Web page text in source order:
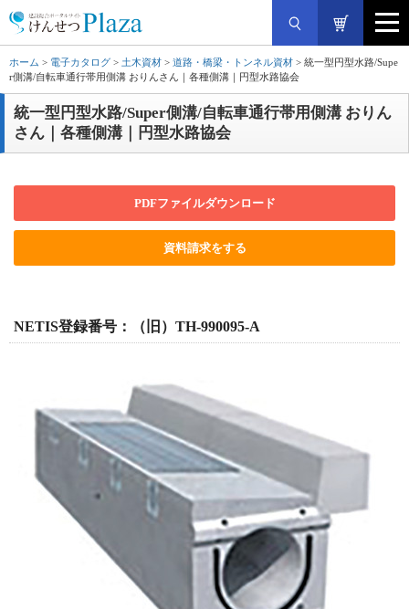
ホーム > 電子カタログ > 土木資材 > 道路・橋梁・トンネル資材 > 統一型円型水路/Supe
r側溝/自転車通行帯用側溝 おりんさん｜各種側溝｜円型水路協会
統一型円型水路/Super側溝/自転車通行帯用側溝 おりん
さん｜各種側溝｜円型水路協会
PDFファイルダウンロード
資料請求をする
NETIS登録番号：（旧）TH-990095-A